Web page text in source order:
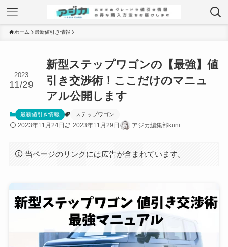
ホーム 最新値引き情報
新型ステップワゴンの【最強】値
引き交渉術！ここだけのマニュ
アル公開します
2023
11/29
最新値引き情報 ステップワゴン
2023年11月24日 2023年11月29日 アジカ編集部kuni
当ページのリンクには広告が含まれています。